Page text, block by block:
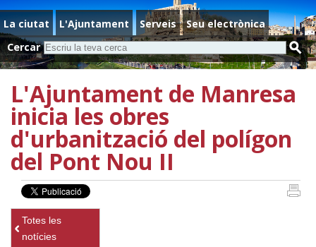
La ciutat L'Ajuntament Serveis
Seu electrònica
Cercar
L'Ajuntament de Manresa
inicia les obres
d'urbanització del polígon
del Pont Nou II
Totes les
notícies